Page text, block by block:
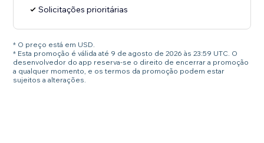
Solicitações prioritárias
* O preço está em USD.
* Esta promoção é válida até 9 de agosto de 2026 às 23:59 UTC. O
desenvolvedor do app reserva-se o direito de encerrar a promoção
a qualquer momento, e os termos da promoção podem estar
sujeitos a alterações.